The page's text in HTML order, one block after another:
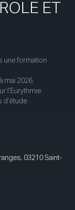
ET
une formation
mai 2026.
l’Eurythmie
d’étude
03210 Saint-